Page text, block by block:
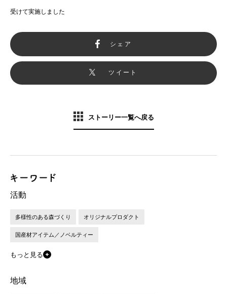
受けて実施しました
シェア
ツイート
ストーリー一覧へ戻る
活動
多様性のある森づくり オリジナルプロダクト
国産材アイテム／ノベルティー
もっと見る
地域